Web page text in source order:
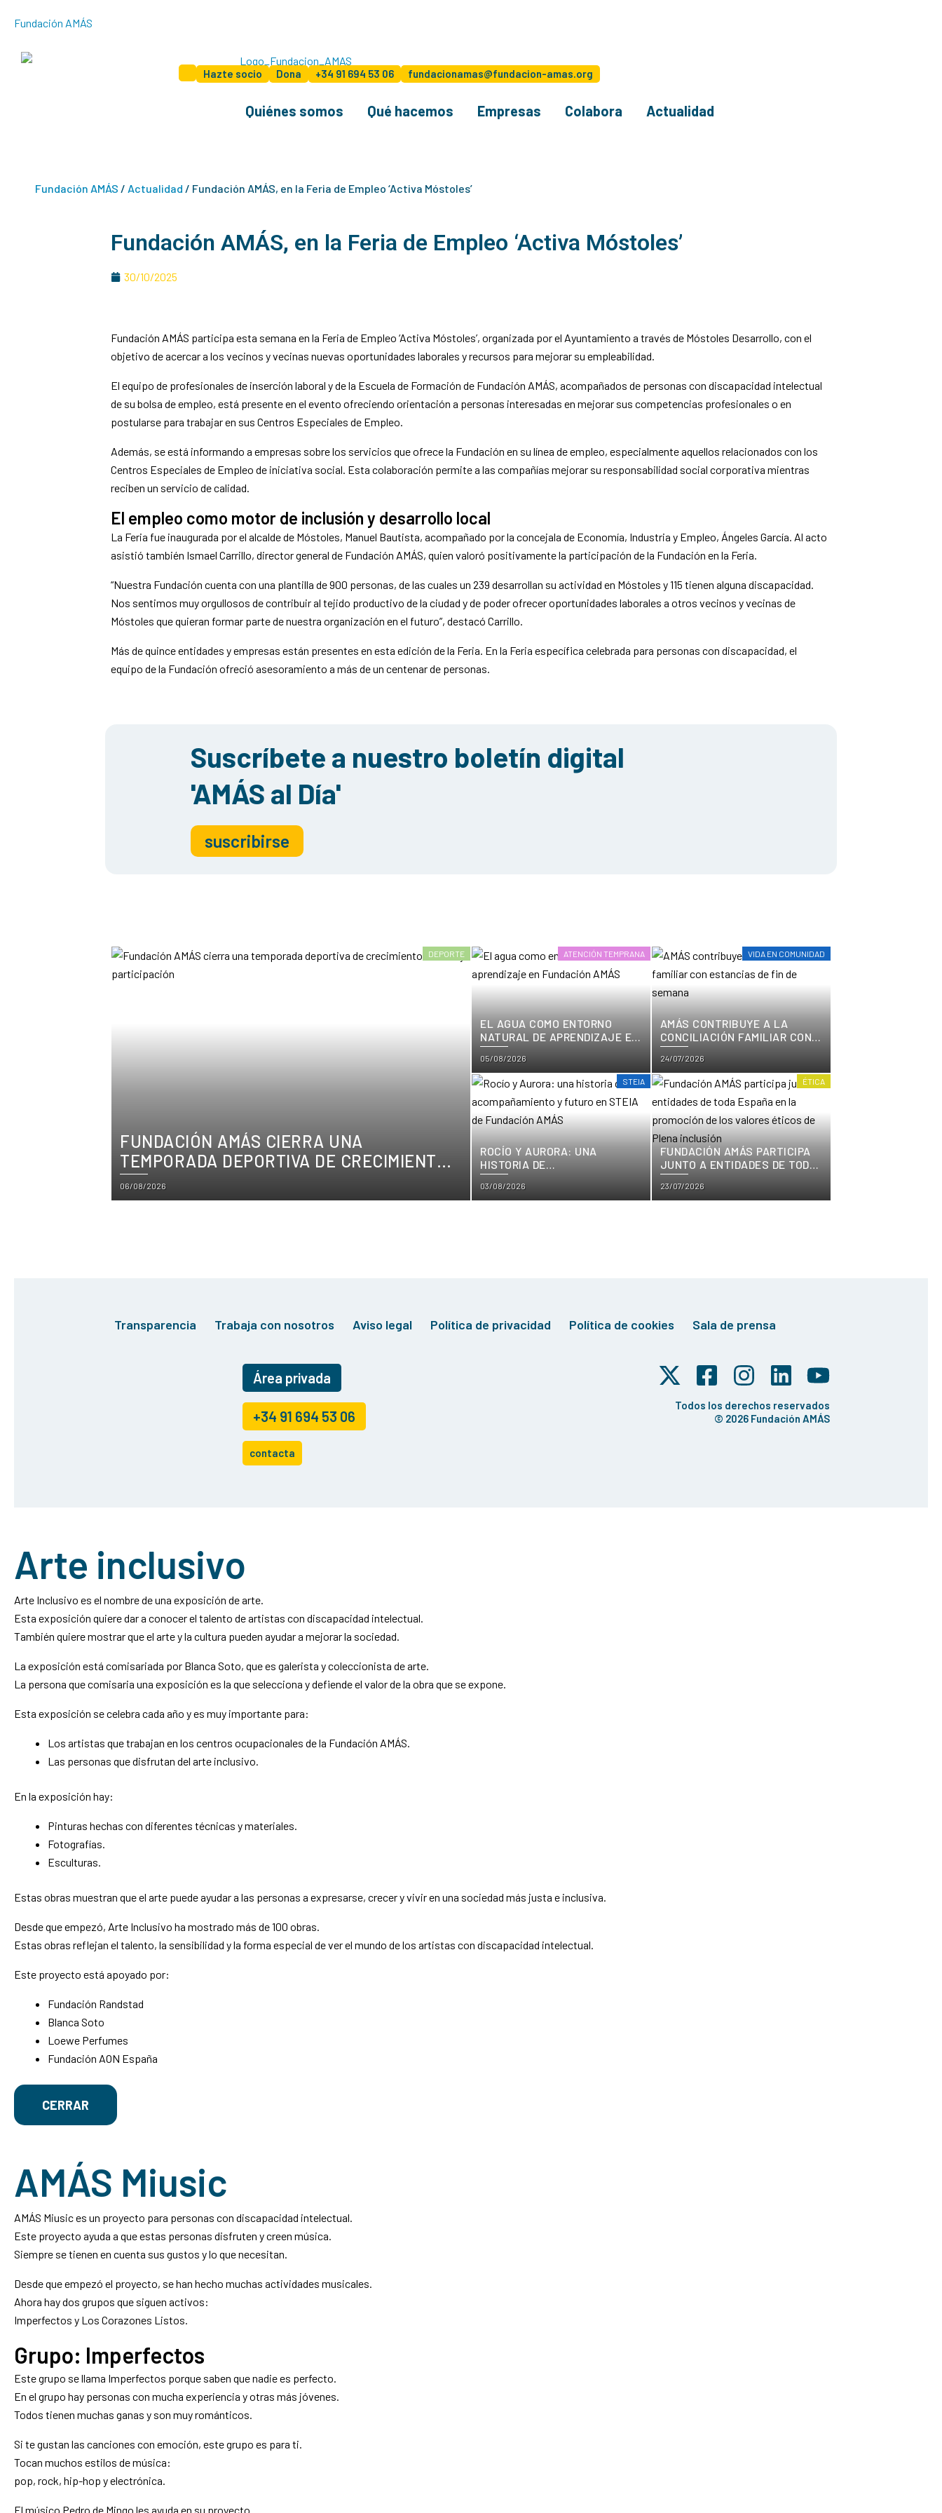
al
Fundación AMÁS
Dona +34 91 694 53 06
Hazte socio fundacionamas@fundacion-amas.org
Quiénes somos Qué hacemos Empresas Colabora Actualidad
Fundación AMÁS / Actualidad / Fundación AMÁS, en la Feria de Empleo ‘Activa Móstoles’
Fundación AMÁS, en la Feria de Empleo ‘Activa Móstoles’
30/10/2025
Fundación AMÁS participa esta semana en la Feria de Empleo ‘Activa Móstoles’, organizada por el Ayuntamiento a través de Móstoles Desarrollo, con el
objetivo de acercar a los vecinos y vecinas nuevas oportunidades laborales y recursos para mejorar su empleabilidad.
El equipo de profesionales de inserción laboral y de la Escuela de Formación de Fundación AMÁS, acompañados de personas con discapacidad intelectual
de su bolsa de empleo, está presente en el evento ofreciendo orientación a personas interesadas en mejorar sus competencias profesionales o en
postularse para trabajar en sus Centros Especiales de Empleo.
Además, se está informando a empresas sobre los servicios que ofrece la Fundación en su línea de empleo, especialmente aquellos relacionados con los
Centros Especiales de Empleo de iniciativa social. Esta colaboración permite a las compañías mejorar su responsabilidad social corporativa mientras
reciben un servicio de calidad.
El empleo como motor de inclusión y desarrollo local
La Feria fue inaugurada por el alcalde de Móstoles, Manuel Bautista, acompañado por la concejala de Economía, Industria y Empleo, Ángeles García. Al acto
asistió también Ismael Carrillo, director general de Fundación AMÁS, quien valoró positivamente la participación de la Fundación en la Feria.
“Nuestra Fundación cuenta con una plantilla de 900 personas, de las cuales un239 desarrollan su actividad en Móstoles y115tienen alguna discapacidad.
Nos sentimos muy orgullosos de contribuir al tejido productivo de la ciudad y de poder ofrecer oportunidades laborales a otros vecinos y vecinas de
Móstoles que quieran formar parte de nuestra organización en el futuro”, destacó Carrillo.
Más de quince entidades y empresas están presentes en esta edición de la Feria. En la Feria específica celebrada para personas con discapacidad, el
equipo de la Fundación ofreció asesoramiento a más de un centenar de personas.
Suscríbete a nuestro boletín digital
'AMÁS al Día'
suscribirse
DEPORTE
FUNDACIÓN AMÁS CIERRA UNA
TEMPORADA DEPORTIVA DE CRECIMIENTO,
TÍTULOS Y PARTICIPACIÓN
Posted
on
06/08/2026
ATENCIÓN TEMPRANA
EL AGUA COMO ENTORNO
NATURAL DE APRENDIZAJE EN
FUNDACIÓN AMÁS
Posted
on
05/08/2026
STEIA
ROCÍO Y AURORA: UNA
HISTORIA DE
ACOMPAÑAMIENTO Y FUTURO
EN STEIA DE FUNDACIÓN
AMÁS
Posted
on
03/08/2026
VIDA EN COMUNIDAD
AMÁS CONTRIBUYE A LA
CONCILIACIÓN FAMILIAR CON
ESTANCIAS DE FIN DE SEMANA
Posted
on
24/07/2026
ÉTICA
FUNDACIÓN AMÁS PARTICIPA
JUNTO A ENTIDADES DE TODA
ESPAÑA EN LA PROMOCIÓN DE
LOS VALORES ÉTICOS DE
PLENA INCLUSIÓN
Posted
on
23/07/2026
Transparencia Trabaja con nosotros Aviso legal Política de privacidad Política de cookies Sala de prensa
Área privada
+34 91 694 53 06
contacta
Todos los derechos reservados
© 2026 Fundación AMÁS
Arte inclusivo
Arte Inclusivo es el nombre de una exposición de arte.
Esta exposición quiere dar a conocer el talento de artistas con discapacidad intelectual.
También quiere mostrar que el arte y la cultura pueden ayudar a mejorar la sociedad.
La exposición está comisariada por Blanca Soto, que es galerista y coleccionista de arte.
La persona que comisaria una exposición es la que selecciona y defiende el valor de la obra que se expone.
Esta exposición se celebra cada año y es muy importante para:
Los artistas que trabajan en los centros ocupacionales de la Fundación AMÁS.
Las personas que disfrutan del arte inclusivo.
En la exposición hay:
Pinturas hechas con diferentes técnicas y materiales.
Fotografías.
Esculturas.
Estas obras muestran que el arte puede ayudar a las personas a expresarse, crecer y vivir en una sociedad más justa e inclusiva.
Desde que empezó, Arte Inclusivo ha mostrado más de 100 obras.
Estas obras reflejan el talento, la sensibilidad y la forma especial de ver el mundo de los artistas con discapacidad intelectual.
Este proyecto está apoyado por:
Fundación Randstad
Blanca Soto
Loewe Perfumes
Fundación AON España
CERRAR
AMÁS Miusic
AMÁS Miusic es un proyecto para personas con discapacidad intelectual.
Este proyecto ayuda a que estas personas disfruten y creen música.
Siempre se tienen en cuenta sus gustos y lo que necesitan.
Desde que empezó el proyecto, se han hecho muchas actividades musicales.
Ahora hay dos grupos que siguen activos:
Imperfectos y Los Corazones Listos.
Grupo: Imperfectos
Este grupo se llama Imperfectos porque saben que nadie es perfecto.
En el grupo hay personas con mucha experiencia y otras más jóvenes.
Todos tienen muchas ganas y son muy románticos.
Si te gustan las canciones con emoción, este grupo es para ti.
Tocan muchos estilos de música:
pop, rock, hip-hop y electrónica.
El músico Pedro de Mingo les ayuda en su proyecto.